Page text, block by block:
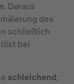
. Daraus
des
schließlich
bei
schleichend,